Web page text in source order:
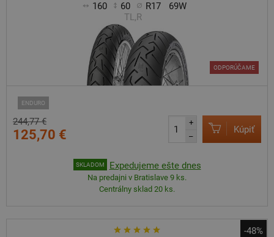
160 60 R17
69W
TL,R
ENDURO
ODPORÚČAME
244,77 €
125,70 €
+
–
Kúpiť
SKLADOM Expedujeme ešte dnes
Na predajni v Bratislave 9 ks.
Centrálny sklad 20 ks.
-48%